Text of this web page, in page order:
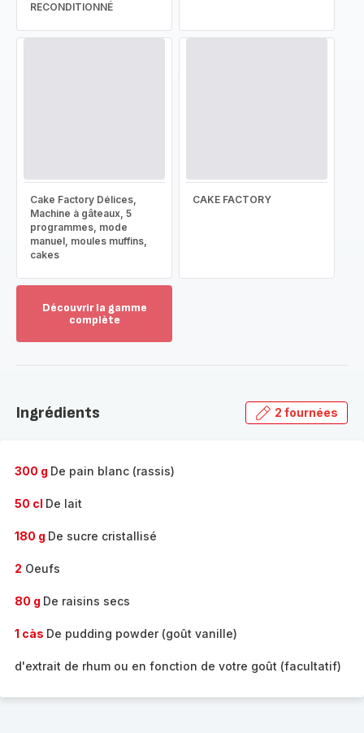
RECONDITIONNÉ
Cake Factory Délices,
Machine à gâteaux, 5
programmes, mode
manuel, moules muffins,
cakes
CAKE FACTORY
Découvrir la gamme
complète
gamme
Ingrédients 2 fournées
300 g De pain blanc (rassis)
50 cl De lait
180 g De sucre cristallisé
2 Oeufs
80 g De raisins secs
1 càs De pudding powder (goût vanille)
d'extrait de rhum ou en fonction de votre goût (facultatif)